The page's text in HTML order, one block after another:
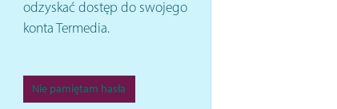
odzyskać dostęp do swojego
konta Termedia.
Nie pamiętam hasła